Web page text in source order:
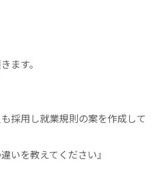
ます。
採用し就業規則の案を作成して
を教えてください』